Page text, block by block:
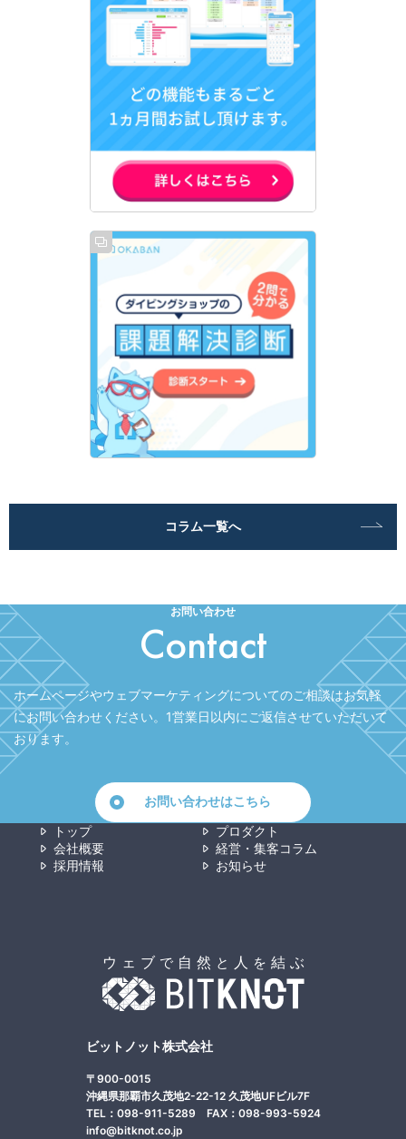
コラム一覧へ
お問い合わせ
Contact
ホームページやウェブマーケティングについてのご相談はお気軽
にお問い合わせください。 1営業日以内にご返信させていただいて
おります。
お問い合わせはこちら
トップ
プロダクト
会社概要
経営・集客コラム
採用情報
お知らせ
ビットノット株式会社
〒900-0015
沖縄県那覇市久茂地2-22-12 久茂地UFビル7F
TEL：098-911-5289 FAX：098-993-5924
info@bitknot.co.jp